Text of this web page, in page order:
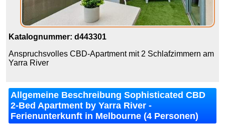
Katalognummer: d443301
Anspruchsvolles CBD-Apartment mit 2 Schlafzimmern am
Yarra River
Allgemeine Beschreibung Sophisticated CBD
2-Bed Apartment by Yarra River -
Ferienunterkunft in Melbourne (4 Personen)